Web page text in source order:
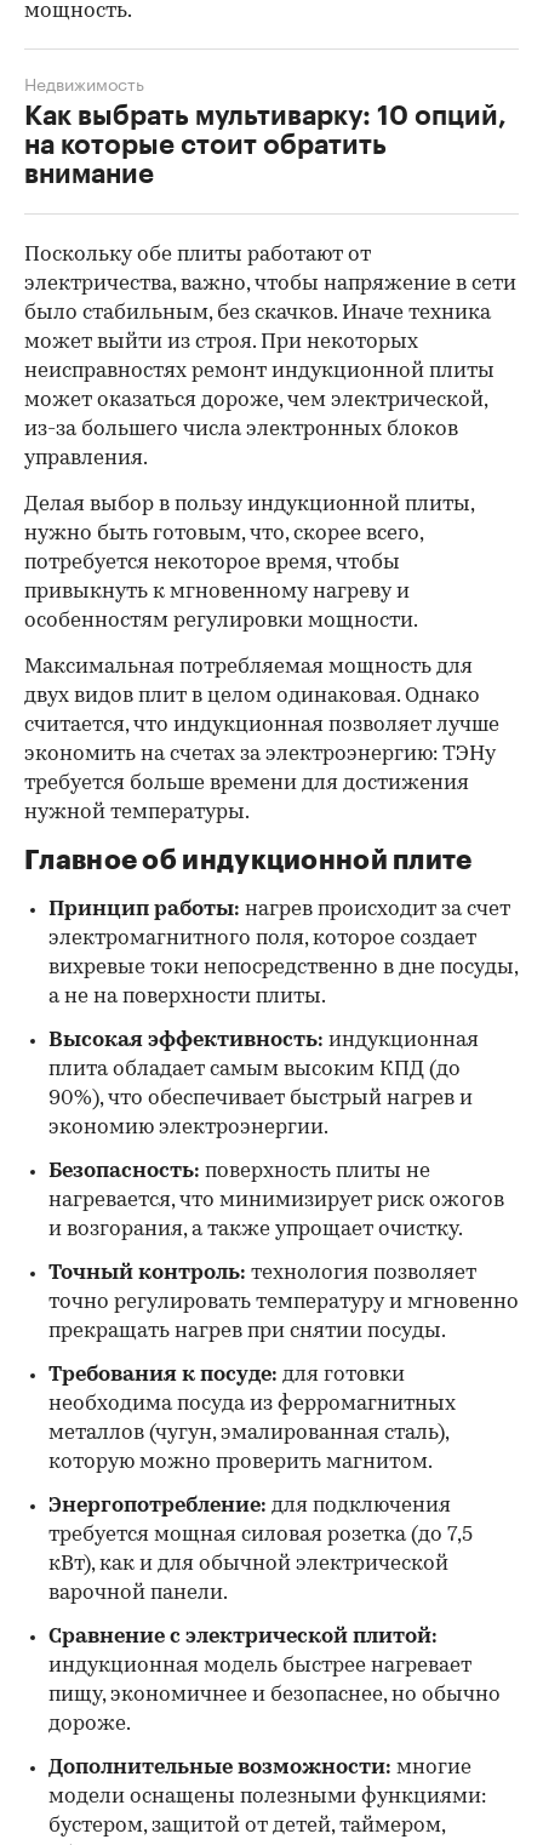
мощность.
Как выбрать мультиварку: 10 опций,
на которые стоит обратить
внимание
Недвижимость
Поскольку обе плиты работают от
электричества, важно, чтобы напряжение в сети
было стабильным, без скачков. Иначе техника
может выйти из строя. При некоторых
неисправностях ремонт индукционной плиты
может оказаться дороже, чем электрической,
из-за большего числа электронных блоков
управления.
Делая выбор в пользу индукционной плиты,
нужно быть готовым, что, скорее всего,
потребуется некоторое время, чтобы
привыкнуть к мгновенному нагреву и
особенностям регулировки мощности.
Максимальная потребляемая мощность для
двух видов плит в целом одинаковая. Однако
считается, что индукционная позволяет лучше
экономить на счетах за электроэнергию: ТЭНу
требуется больше времени для достижения
нужной температуры.
Главное об индукционной плите
Принцип работы: нагрев происходит за счет
электромагнитного поля, которое создает
вихревые токи непосредственно в дне посуды,
а не на поверхности плиты.
Высокая эффективность: индукционная
плита обладает самым высоким КПД (до
90%), что обеспечивает быстрый нагрев и
экономию электроэнергии.
Безопасность: поверхность плиты не
нагревается, что минимизирует риск ожогов
и возгорания, а также упрощает очистку.
Точный контроль: технология позволяет
точно регулировать температуру и мгновенно
прекращать нагрев при снятии посуды.
Требования к посуде: для готовки
необходима посуда из ферромагнитных
металлов (чугун, эмалированная сталь),
которую можно проверить магнитом.
Энергопотребление: для подключения
требуется мощная силовая розетка (до 7,5
кВт), как и для обычной электрической
варочной панели.
Сравнение с электрической плитой:
индукционная модель быстрее нагревает
пищу, экономичнее и безопаснее, но обычно
дороже.
Дополнительные возможности: многие
модели оснащены полезными функциями:
бустером, защитой от детей, таймером,